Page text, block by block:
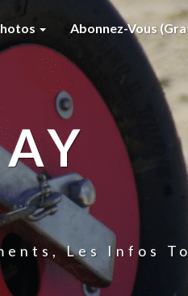
Abonnez-Vous
Les Infos